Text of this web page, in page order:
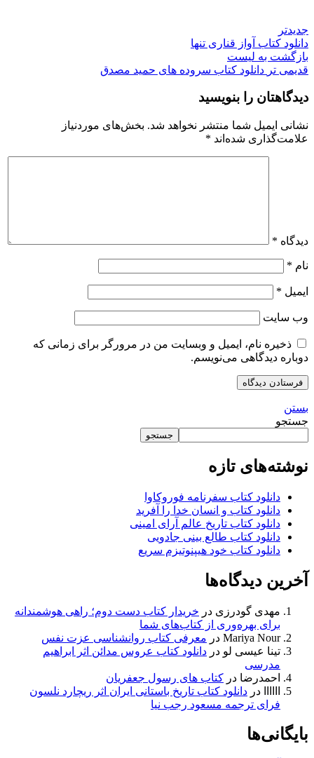
جدیدتر
دانلود کتاب آواز قناری تنها
بازگشت به لیست
قدیمی تر دانلود کتاب سروده های حمید مصدق
دیدگاهتان را بنویسید
نشانی ایمیل شما منتشر نخواهد شد. بخش‌های موردنیاز
علامت‌گذاری شده‌اند *
دیدگاه *
نام *
ایمیل *
وب‌ سایت
ذخیره نام، ایمیل و وبسایت من در مرورگر برای زمانی که
دوباره دیدگاهی می‌نویسم.
بستن
جستجو
جستجو
نوشته‌های تازه
دانلود کتاب سفرنامه فوروکاوا
دانلود کتاب و انسان خدا را آفرید
دانلود کتاب تاریخ عالم آرای امینی
دانلود کتاب طالع بینی جادویی
دانلود کتاب خود هیپنوتیزم سریع
آخرین دیدگاه‌ها
مهدی گودرزی در خریدار کتاب دست دوم؛ راهی هوشمندانه
برای بهره‌وری از کتاب‌های شما
Mariya Nour در معرفی کتاب روانشناسی عزت نفس
تینا عیسی لو در دانلود کتاب عروس مدائن اثر ابراهیم
مدرسی
احمدرضا در کتاب های رسول جعفریان
در دانلود کتاب تاریخ باستانی ایران اثر ریچارد نلسون
فرای ترجمه مسعود رجب نیا
بایگانی‌ها